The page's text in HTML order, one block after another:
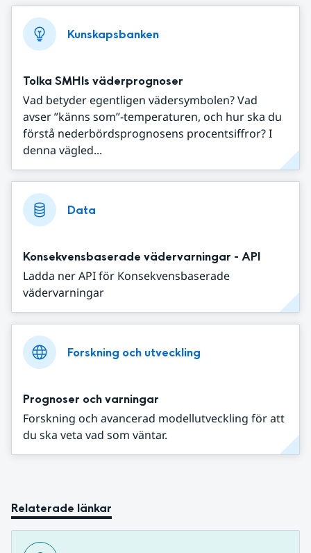
Kunskapsbanken
Tolka SMHIs väderprognoser
Vad betyder egentligen vädersymbolen? Vad
avser ”känns som”-temperaturen, och hur ska du
förstå nederbördsprognosens procentsiffror? I
denna vägled...
Data
Konsekvensbaserade vädervarningar - API
Ladda ner API för Konsekvensbaserade
vädervarningar
Forskning och utveckling
Prognoser och varningar
Forskning och avancerad modellutveckling för att
du ska veta vad som väntar.
Relaterade länkar